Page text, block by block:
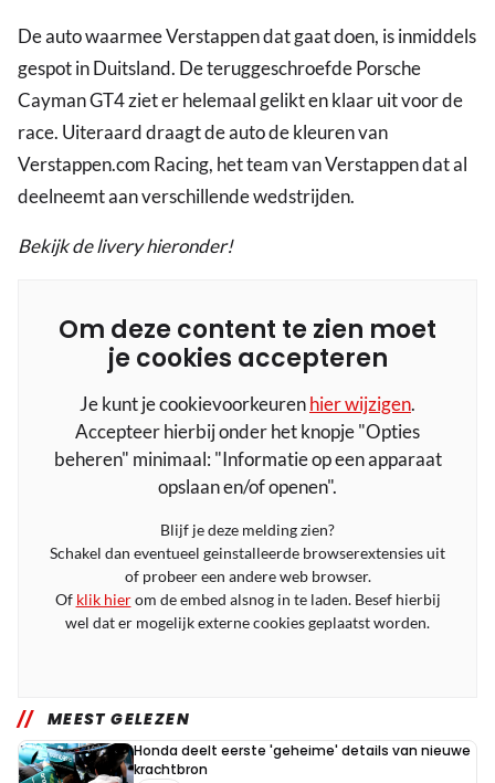
De auto waarmee Verstappen dat gaat doen, is inmiddels
gespot in Duitsland. De teruggeschroefde Porsche
Cayman GT4 ziet er helemaal gelikt en klaar uit voor de
race. Uiteraard draagt de auto de kleuren van
Verstappen.com Racing, het team van Verstappen dat al
deelneemt aan verschillende wedstrijden.
Bekijk de livery hieronder!
Om deze content te zien moet
je cookies accepteren
Je kunt je cookievoorkeurenhier wijzigen.
Accepteer hierbij onder het knopje "Opties
beheren" minimaal: "Informatie op een apparaat
opslaan en/of openen".
Blijf je deze melding zien?
Schakel dan eventueel geinstalleerde browserextensies uit
of probeer een andere web browser.
Of klik hierom de embed alsnog in te laden. Besef hierbij
wel dat er mogelijk externe cookies geplaatst worden.
MEEST GELEZEN
Honda deelt eerste 'geheime' details van nieuwe
krachtbron